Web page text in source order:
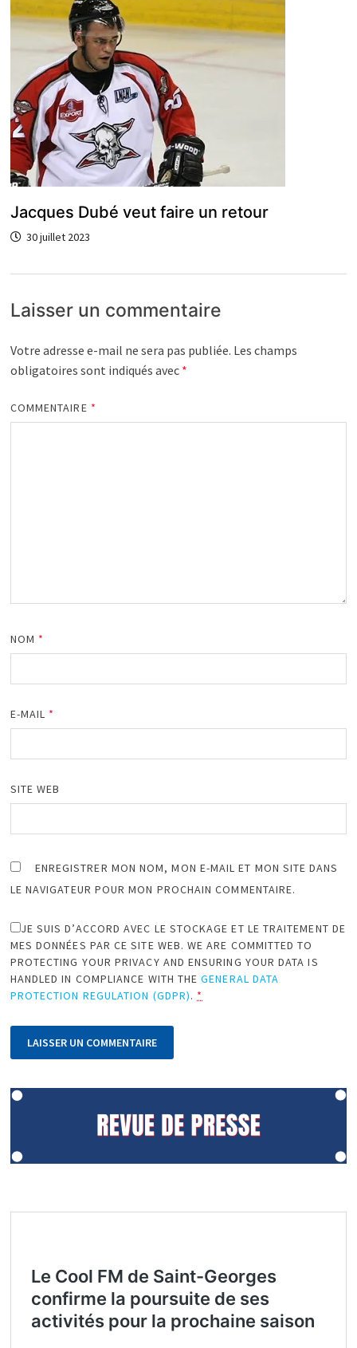
Jacques Dubé veut faire un retour
30 juillet 2023
Laisser un commentaire
Votre adresse e-mail ne sera pas publiée. Les champs
obligatoires sont indiqués avec *
COMMENTAIRE *
NOM *
E-MAIL *
SITE WEB
ENREGISTRER MON NOM, MON E-MAIL ET MON SITE DANS
LE NAVIGATEUR POUR MON PROCHAIN COMMENTAIRE.
JE SUIS D’ACCORD AVEC LE STOCKAGE ET LE TRAITEMENT DE
MES DONNÉES PAR CE SITE WEB. WE ARE COMMITTED TO
PROTECTING YOUR PRIVACY AND ENSURING YOUR DATA IS
HANDLED IN COMPLIANCE WITH THEGENERAL DATA
PROTECTION REGULATION (GDPR). *